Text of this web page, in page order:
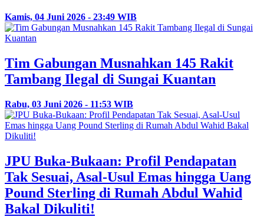
Kamis, 04 Juni 2026 - 23:49 WIB
Tim Gabungan Musnahkan 145 Rakit
Tambang Ilegal di Sungai Kuantan
Rabu, 03 Juni 2026 - 11:53 WIB
JPU Buka-Bukaan: Profil Pendapatan
Tak Sesuai, Asal-Usul Emas hingga Uang
Pound Sterling di Rumah Abdul Wahid
Bakal Dikuliti!